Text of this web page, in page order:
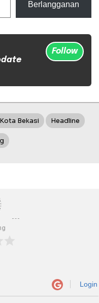
Berlangganan
Follow
Bekasi Headline
Login